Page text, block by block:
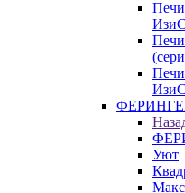
Уют